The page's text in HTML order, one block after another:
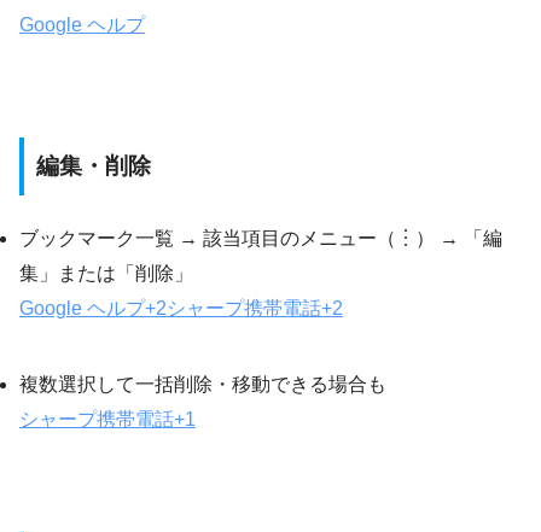
Google ヘルプ
編集・削除
ブックマーク一覧 → 該当項目のメニュー（︙） → 「編
集」または「削除」
Google ヘルプ+2シャープ携帯電話+2
複数選択して一括削除・移動できる場合も
シャープ携帯電話+1